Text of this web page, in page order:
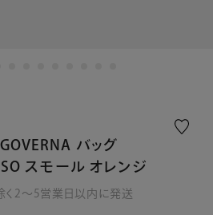
バッグ
スモール オレンジ
く2～5営業日以内に発送